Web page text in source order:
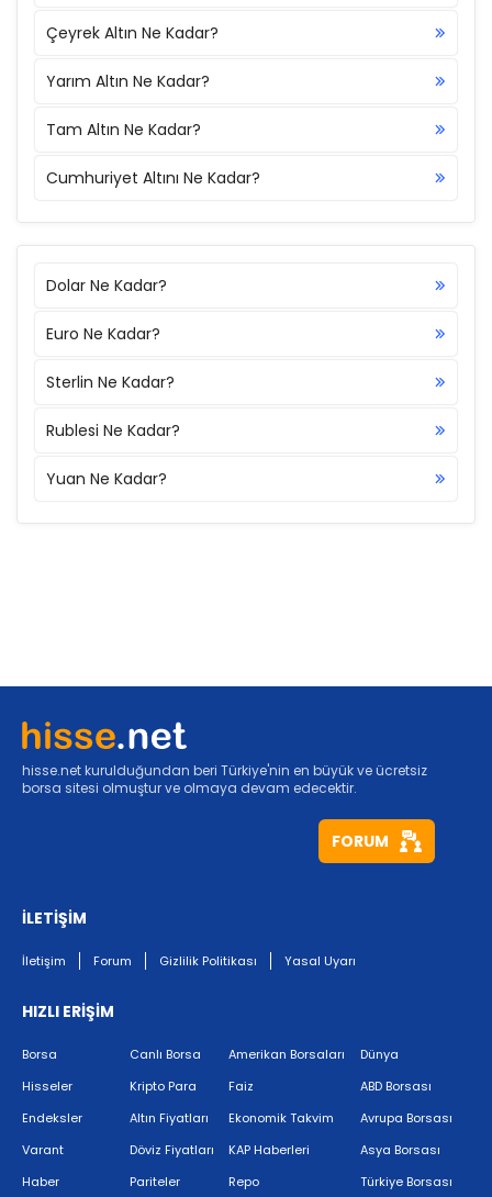
Çeyrek Altın Ne Kadar?
Yarım Altın Ne Kadar?
Tam Altın Ne Kadar?
Cumhuriyet Altını Ne Kadar?
Dolar Ne Kadar?
Euro Ne Kadar?
Sterlin Ne Kadar?
Rublesi Ne Kadar?
Yuan Ne Kadar?
hisse.net kurulduğundan beri Türkiye'nin en büyük ve ücretsiz
borsa sitesi olmuştur ve olmaya devam edecektir.
FORUM
İLETİŞİM
İletişim Forum Gizlilik Politikası Yasal Uyarı
HIZLI ERİŞİM
Borsa
Hisseler
Endeksler
Varant
Haber
Canlı Borsa
Kripto Para
Altın Fiyatları
Döviz Fiyatları
Pariteler
Amerikan Borsaları
Faiz
Ekonomik Takvim
KAP Haberleri
Repo
Dünya
ABD Borsası
Avrupa Borsası
Asya Borsası
Türkiye Borsası